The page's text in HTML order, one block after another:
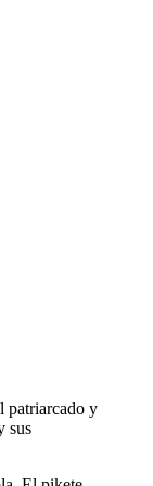
patriarcado y
sus